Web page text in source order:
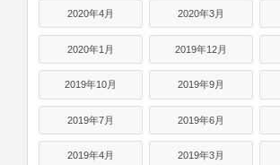
2020年4月 2020年3月
2020年1月 2019年12月
2019年10月 2019年9月
2019年7月 2019年6月
2019年4月 2019年3月